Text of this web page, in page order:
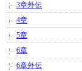
3章外伝
4章
5章
6章
6章外伝